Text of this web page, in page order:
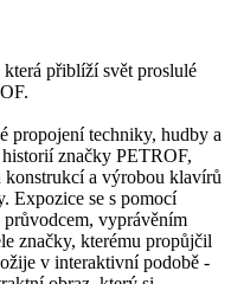
přiblíží svět proslulé
propojení techniky, hudby a
značky PETROF,
a výrobou klavírů
Expozice se s pomocí
vyprávěním
značky, kterému propůjčil
v interaktivní podobě -